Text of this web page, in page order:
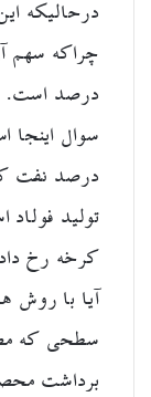
درحالیکه
درصد است.
درصد نفت
تولید
کرخه رخ
آیا با روش